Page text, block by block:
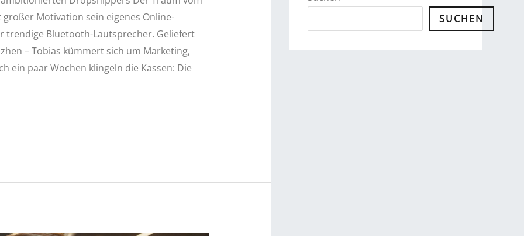
Motivation sein eigenes Online-
trendige Bluetooth-Lautsprecher. Geliefert
– Tobias kümmert sich um Marketing,
ein paar Wochen klingeln die Kassen: Die
SUCHEN